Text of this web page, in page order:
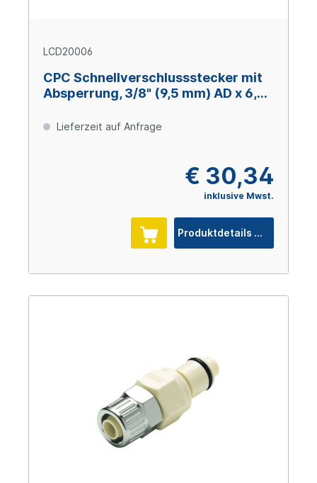
LCD20006
CPC Schnellverschlussstecker mit
Absperrung, 3/8" (9,5 mm) AD x 6,4
Lieferzeit auf Anfrage
€ 30,34
inklusive Mwst.
Produktdetails